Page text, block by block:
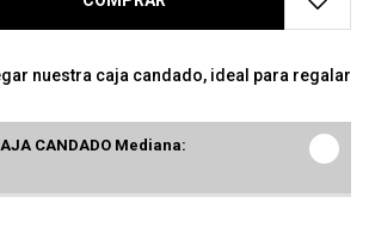
nuestra caja candado, ideal para regalar
CANDADO Mediana: